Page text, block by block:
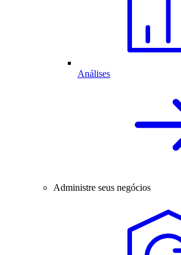
Análises
Administre seus negócios